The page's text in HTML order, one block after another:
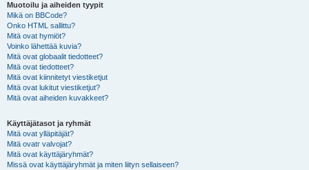
Muotoilu ja aiheiden tyypit
Mikä on BBCode?
Onko HTML sallittu?
Mitä ovat hymiöt?
Voinko lähettää kuvia?
Mitä ovat globaalit tiedotteet?
Mitä ovat tiedotteet?
Mitä ovat kiinnitetyt viestiketjut
Mitä ovat lukitut viestiketjut?
Mitä ovat aiheiden kuvakkeet?
Käyttäjätasot ja ryhmät
Mitä ovat ylläpitäjät?
Mitä ovatr valvojat?
Mitä ovat käyttäjäryhmät?
Missä ovat käyttäjäryhmät ja miten liityn sellaiseen?